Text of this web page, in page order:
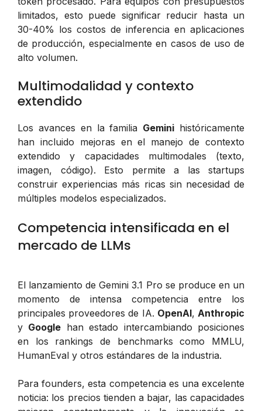
limitados, esto puede significar reducir hasta un
30-40% los costos de inferencia en aplicaciones
de producción, especialmente en casos de uso de
alto volumen.
Multimodalidad y contexto
extendido
Los avances en la familia Gemini históricamente
han incluido mejoras en el manejo de contexto
extendido y capacidades multimodales (texto,
imagen, código). Esto permite a las startups
construir experiencias más ricas sin necesidad de
múltiples modelos especializados.
Competencia intensificada en el
mercado de LLMs
El lanzamiento de Gemini 3.1 Pro se produce en un
momento de intensa competencia entre los
principales proveedores de IA. OpenAI, Anthropic
y Google han estado intercambiando posiciones
en los rankings de benchmarks como MMLU,
HumanEval y otros estándares de la industria.
Para founders, esta competencia es una excelente
noticia: los precios tienden a bajar, las capacidades